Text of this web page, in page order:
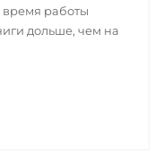
время работы
дольше, чем на